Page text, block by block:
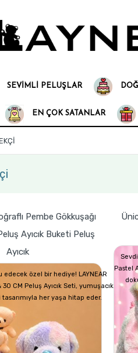
SEVIMLI PELUŞLAR
EN ÇOK SATANLAR
Pembe Gökkuşağı
Ayıcık Buketi Peluş
Ayıcık
özel bir hediye! LAYNEAR
30 CM Peluş Ayıcık Seti, yumuşacık
her yaşa hitap eder.
Pastel